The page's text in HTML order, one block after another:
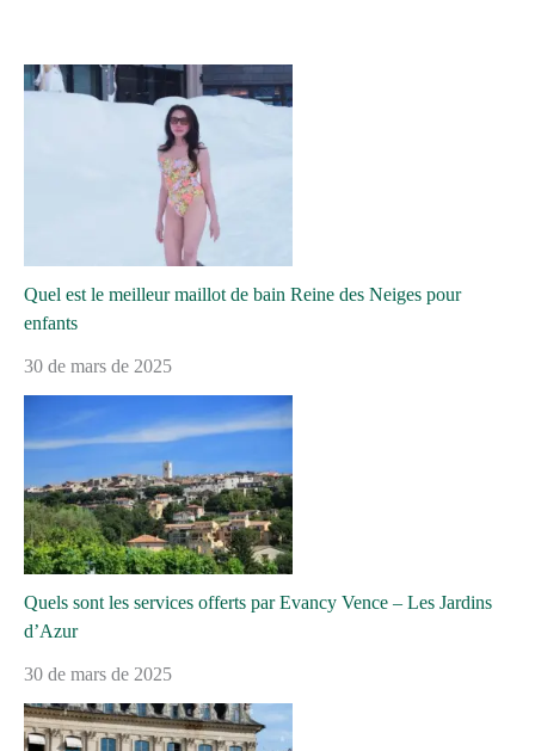
Quel est le meilleur maillot de bain Reine des Neiges pour
enfants
30 de mars de 2025
Quels sont les services offerts par Evancy Vence – Les Jardins
d’Azur
30 de mars de 2025